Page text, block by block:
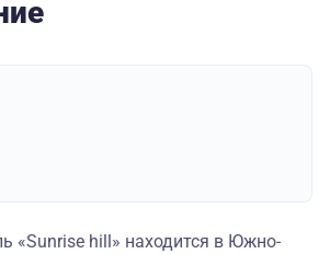
«Sunrise hill» находится в Южно-